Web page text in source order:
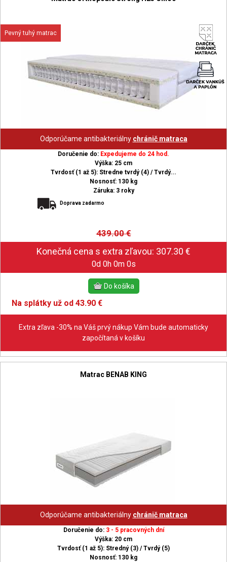
Pevný tuhý matrac
Odporúčame antibakteriálny chránič matraca
Doručenie do: Expedujeme do 24 hod.
Výška: 25 cm
Tvrdosť (1 až 5): Stredne tvrdý (4) / Tvrdý...
Nosnosť: 130 kg
Záruka: 3 roky
Doprava zadarmo
439.00€
0d 0h 0m 0s
Na splátky už od 43.90 €
Extra zľava -30% na Váš prvý nákup Vám bude automaticky
započítaná v košíku
Matrac BENAB KING
Odporúčame antibakteriálny chránič matraca
Doručenie do: 3 - 5 pracovných dní
Výška: 20 cm
Tvrdosť (1 až 5): Stredný (3) / Tvrdý (5)
Nosnosť: 130 kg